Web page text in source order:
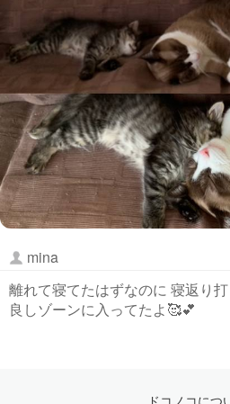
mina
離れて寝てたはずなのに 寝返り
良しゾーンに入ってたよ🥰💕